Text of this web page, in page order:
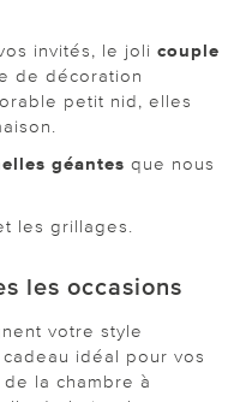
invités, le joli couple
de décoration
petit nid, elles
géantes que nous
les grillages.
les occasions
votre style
idéal pour vos
la chambre à